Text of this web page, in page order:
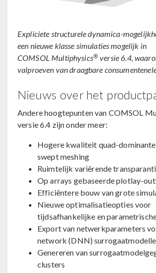
Expliciete structurele dynamica-
een nieuwe klasse simulaties mogelijk in
COMSOL Multiphysics® versie 6.4,
valproeven van draagbare
Nieuws over het
Andere hoogtepunten van COMSOL
versie 6.4 zijn onder meer:
Hogere kwaliteit quad-dominante
swept meshing
Ruimtelijk variërende
Op arrays gebaseerde plotlay-
Efficiëntere bouw van grote
Nieuwe optimalisatieopties voor
tijdsafhankelijke en
Export van netwerkparameters
network (DNN)
Genereren van
clusters